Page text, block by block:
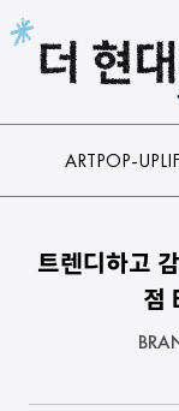
본문 바로가기
ARTPOP-UP
트렌디하고
점